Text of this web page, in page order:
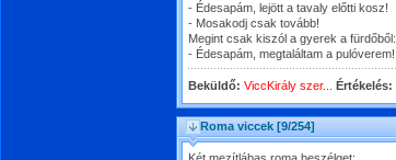
- Édesapám, lejött a tavaly előtti kosz!
- Mosakodj csak tovább!
Megint csak kiszól a gyerek a fürdőből:
- Édesapám, megtaláltam a pulóverem!
Beküldő: ViccKirály szer... Értékelés:
Roma viccek [9/254]